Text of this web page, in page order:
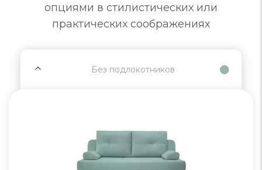
опциями в стилистических или
практических соображениях
Без подлокотников